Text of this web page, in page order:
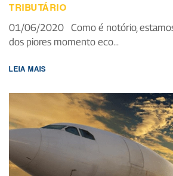
TRIBUTÁRIO
01/06/2020 Como é notório,
dos piores momento eco...
LEIA MAIS